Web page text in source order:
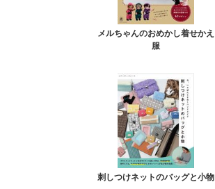
メルちゃんのおめかし着せかえ
服
刺しつけネットのバッグと小物